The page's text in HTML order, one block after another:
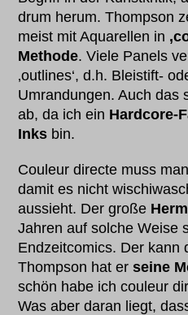
drum herum. Thompson
meist mit Aquarellen in
Methode. Viele Panels
‚outlines‘, d.h. Bleistift-
Umrandungen. Auch das
ab, da ich ein Hardcore-
Inks bin.
Couleur directe muss
damit es nicht
aussieht. Der große
Jahren auf solche Weise
Endzeitcomics. Der kann
Thompson hat erseine
schön habe ich couleur
Was aber daran liegt,